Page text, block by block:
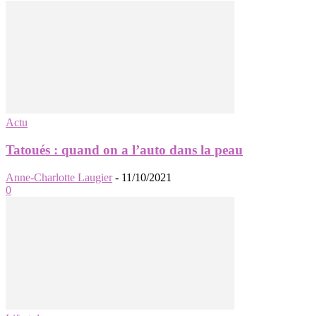
Actu
Tatoués : quand on a l’auto dans la peau
Anne-Charlotte Laugier - 11/10/2021
0